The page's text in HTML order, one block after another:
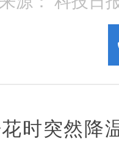
时突然降